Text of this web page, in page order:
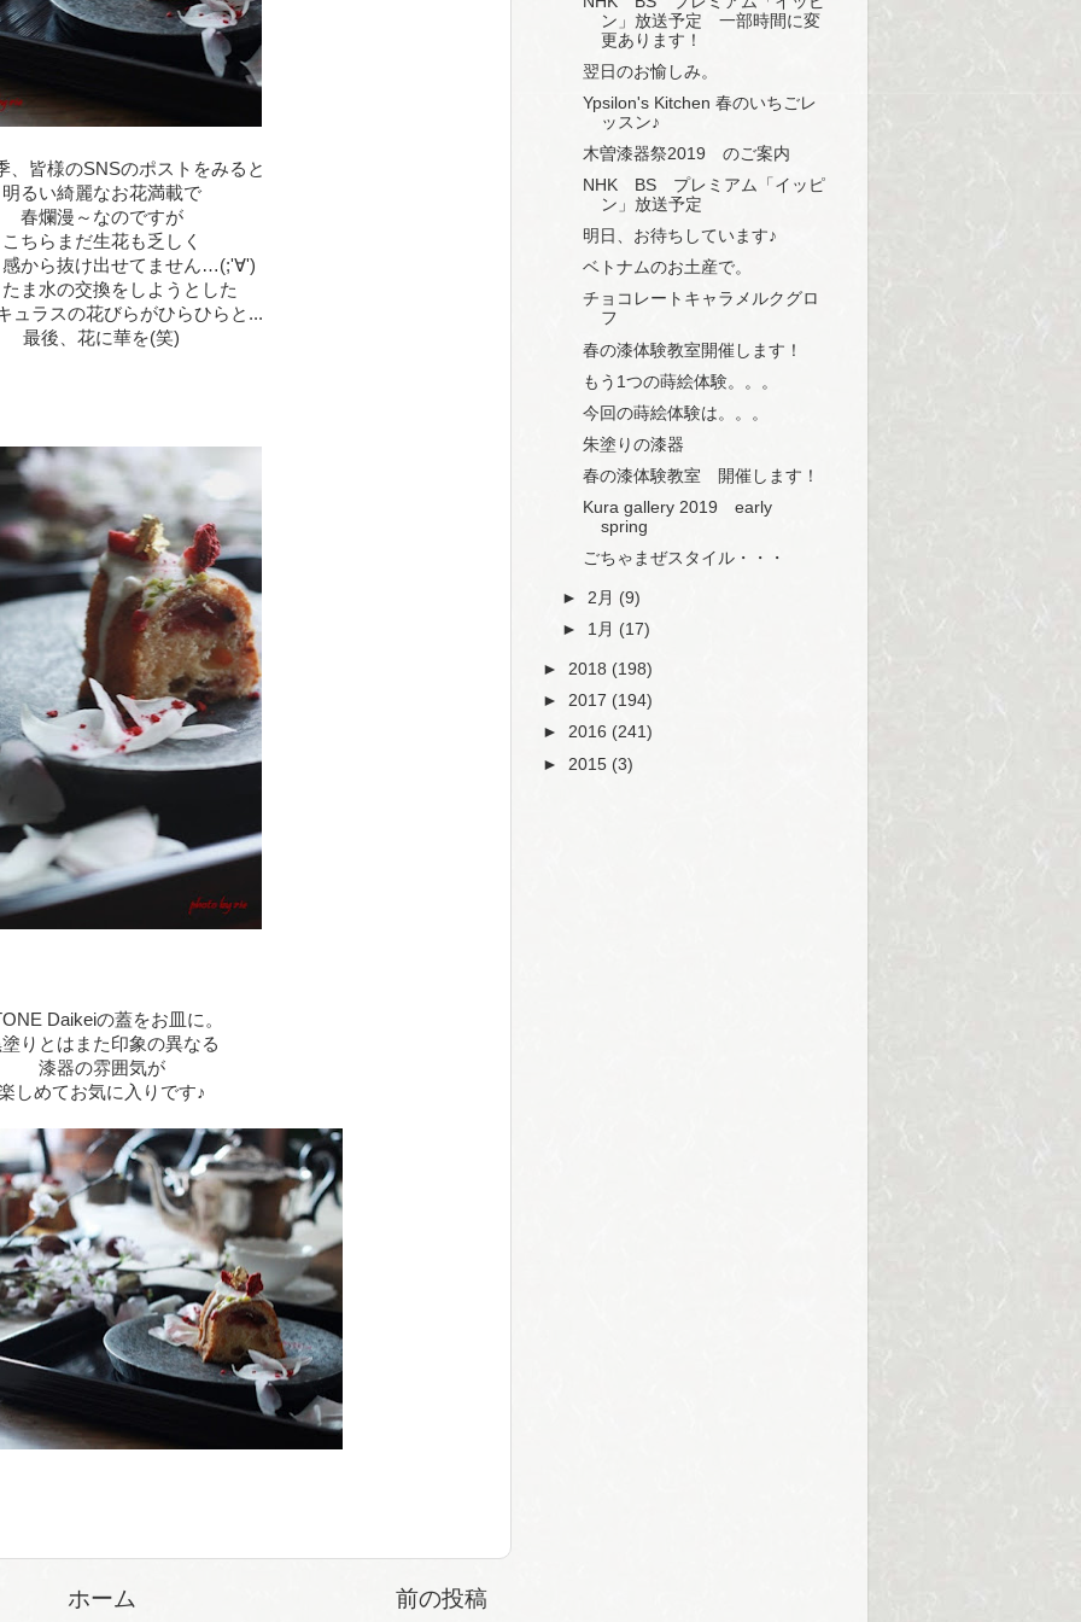
、皆様のSNSのポストをみると
明るい綺麗なお花満載で
春爛漫～なのですが
こちらまだ生花も乏しく
から抜け出せてません…(;'∀')
ま水の交換をしようとした
ュラスの花びらがひらひらと...
最後、花に華を(笑)
Daikeiの蓋をお皿に。
りとはまた印象の異なる
漆器の雰囲気が
しめてお気に入りです♪
前の投稿
ホーム
ン」放送予定 一部時間に変
更あります！
翌日のお愉しみ。
Ypsilon's Kitchen 春のいちごレ
ッスン♪
木曽漆器祭2019 のご案内
NHK BS プレミアム「イッピ
ン」放送予定
明日、お待ちしています♪
ベトナムのお土産で。
チョコレートキャラメルクグロ
フ
春の漆体験教室開催します！
もう1つの蒔絵体験。。。
今回の蒔絵体験は。。。
朱塗りの漆器
春の漆体験教室 開催します！
Kura gallery 2019 early
spring
ごちゃまぜスタイル・・・
►2月 (9)
► 1月 (17)
► 2018 (198)
► 2017 (194)
► 2016 (241)
► 2015 (3)